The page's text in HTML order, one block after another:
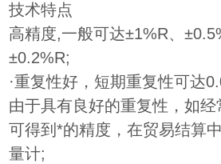
技术特点
高精度,一般可达±1%R、
±0.2%R;
·重复性好，短期重复性可达
由于具有良好的重复性，如
可得到*的精度，在贸易结算
量计;